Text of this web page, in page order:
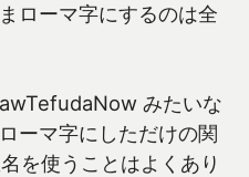
ローマ字にするのは全
みたいな
ーマ字にしただけの関
を使うことはよくあり